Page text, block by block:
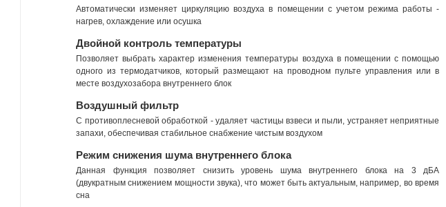
Автоматически изменяет циркуляцию воздуха в помещении с учетом режима работы -
нагрев, охлаждение или осушка
Двойной контроль температуры
Позволяет выбрать характер изменения температуры воздуха в помещении с помощью
одного из термодатчиков, который размещают на проводном пульте управления или в
месте воздухозабора внутреннего блок
Воздушный фильтр
С противоплесневой обработкой - удаляет частицы взвеси и пыли, устраняет неприятные
запахи, обеспечивая стабильное снабжение чистым воздухом
Режим снижения шума внутреннего блока
Данная функция позволяет снизить уровень шума внутреннего блока на 3 дБА
(двукратным снижением мощности звука), что может быть актуальным, например, во время
сна